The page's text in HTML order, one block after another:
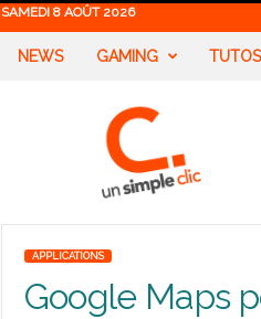
SAMEDI 8 AOÛT 2026
NEWS GAMING TUTOS
APPLICATIONS
Google Maps